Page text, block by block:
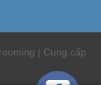
| Cung cấp